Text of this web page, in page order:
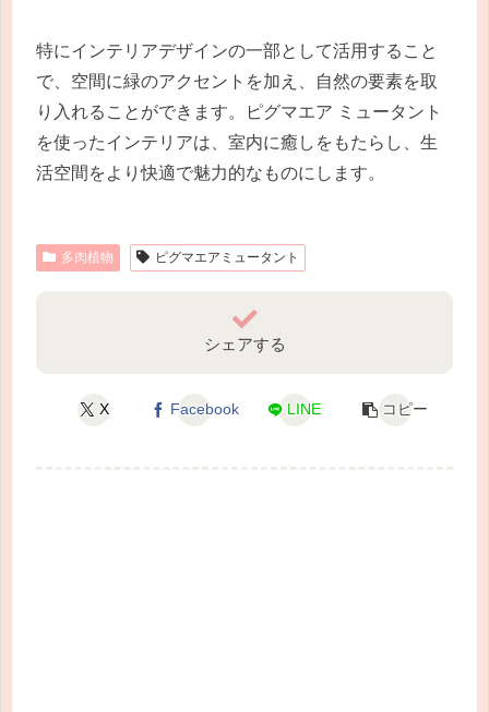
特にインテリアデザインの一部として活用すること
で、空間に緑のアクセントを加え、自然の要素を取
り入れることができます。ピグマエア ミュータント
を使ったインテリアは、室内に癒しをもたらし、生
活空間をより快適で魅力的なものにします。
多肉植物 ピグマエアミュータント
シェアする
X Facebook LINE コピー